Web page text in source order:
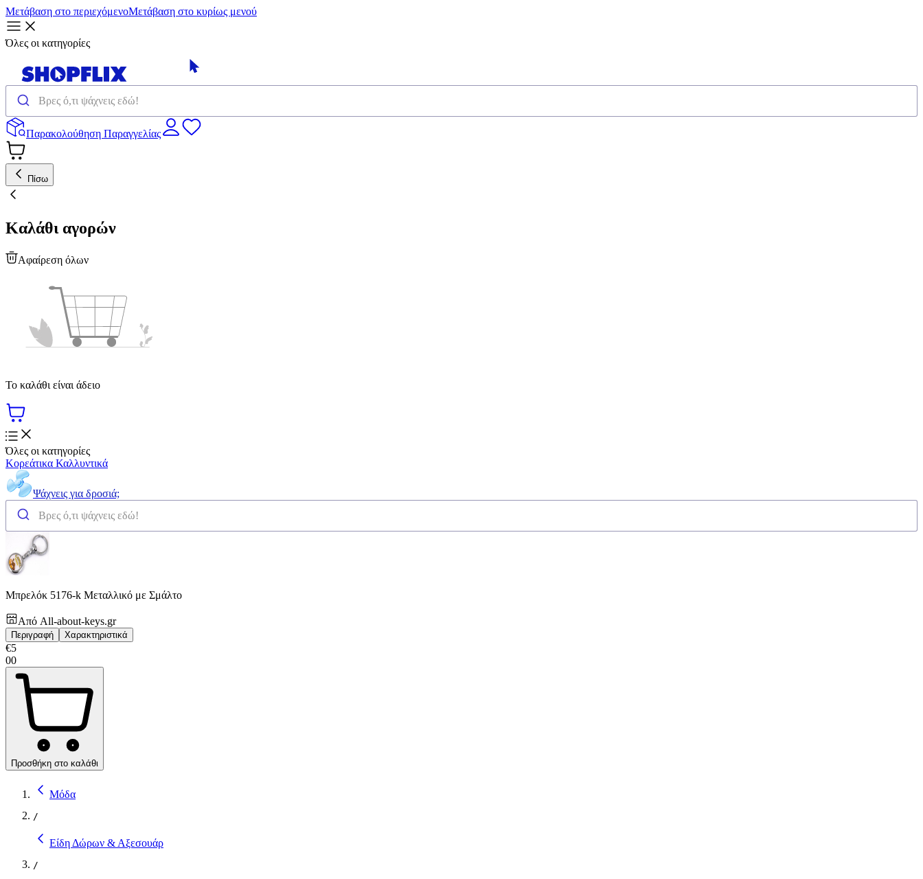
Μετάβαση στο περιεχόμενοΜετάβαση στο κυρίως μενού
Όλες οι κατηγορίες
Παρακολούθηση Παραγγελίας
Πίσω
Καλάθι αγορών
Αφαίρεση όλων
Το καλάθι είναι άδειο
Όλες οι κατηγορίες
Κορεάτικα Καλλυντικά
Ψάχνεις για δροσιά;
Μπρελόκ 5176-k Μεταλλικό με Σμάλτο
Από All-about-keys.gr
Περιγραφή Χαρακτηριστικά
€5
00
Προσθήκη στο καλάθι
Μόδα
/
Είδη Δώρων & Αξεσουάρ
/